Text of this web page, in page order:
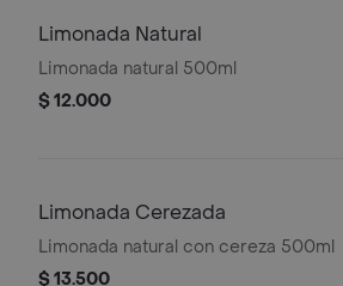
Limonada Natural
Limonada natural 500ml
$ 12.000
Limonada Cerezada
Limonada natural con cereza 500ml
$ 13.500